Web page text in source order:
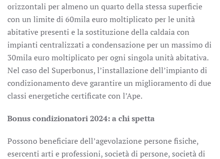
orizzontali per almeno un quarto della stessa superficie
con un limite di 60mila euro moltiplicato per le unità
abitative presenti e la sostituzione della caldaia con
impianti centralizzati a condensazione per un massimo di
30mila euro moltiplicato per ogni singola unità abitativa.
Nel caso del Superbonus, l’installazione dell’impianto di
condizionamento deve garantire un miglioramento di due
classi energetiche certificate con l’Ape.
Bonus condizionatori 2024: a chi spetta
Possono beneficiare dell’agevolazione persone fisiche,
esercenti arti e professioni, società di persone, società di